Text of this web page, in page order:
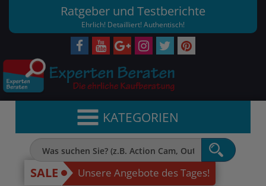
Ratgeber und Testberichte
Ehrlich! Detailliert! Authentisch!
KATEGORIEN
SALE Unsere Angebote des Tages!